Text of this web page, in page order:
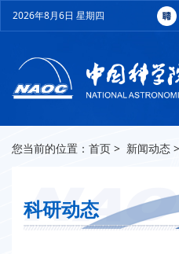
2026年8月6日 星期四
您当前的位置： 首页 > 新闻动态 >
科研动态